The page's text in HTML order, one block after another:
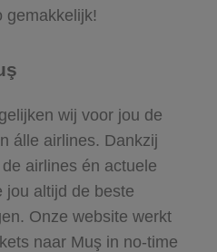
gemakkelijk!
wij voor jou de
álle airlines. Dankzij
airlines én actuele
jou altijd de beste
Onze website werkt
naar Muş in no-time